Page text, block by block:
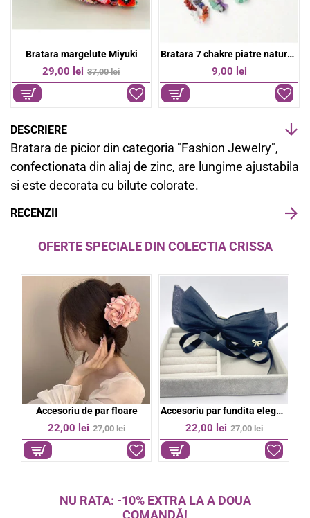
-22%
Bratara margelute Miyuki
29,00 lei 37,00 lei
Bratara 7 chakre piatre naturale
9,00 lei
DESCRIERE
Bratara de picior din categoria "Fashion Jewelry",
confectionata din aliaj de zinc, are lungime ajustabila
si este decorata cu bilute colorate.
RECENZII
OFERTE SPECIALE DIN COLECTIA CRISSA
-19%
Accesoriu de par floare
22,00 lei 27,00 lei
-19%Accesoriu par fundita eleganta
22,00 lei 27,00 lei
NU RATA: -10% EXTRA LA A DOUA
COMANDĂ!